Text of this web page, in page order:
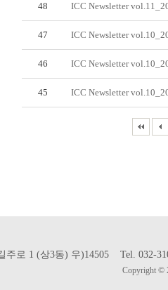
48 ICC Newsletter
47 ICC Newsletter
46 ICC Newsletter
45 ICC Newsletter
주로 1 (상3동) 우)14505 Tel.
Copyright ©